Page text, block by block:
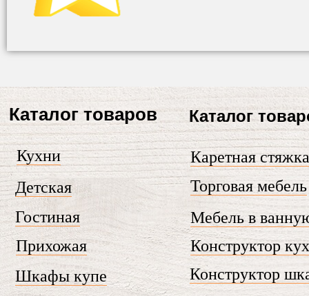
Мебель в
Гостиная
Шкафы купе
Каталог
Каретная стяжка
Торговая мебель
Конструктор
Конструктор
Детская
Каталог товаров
Кухни
Прихожая